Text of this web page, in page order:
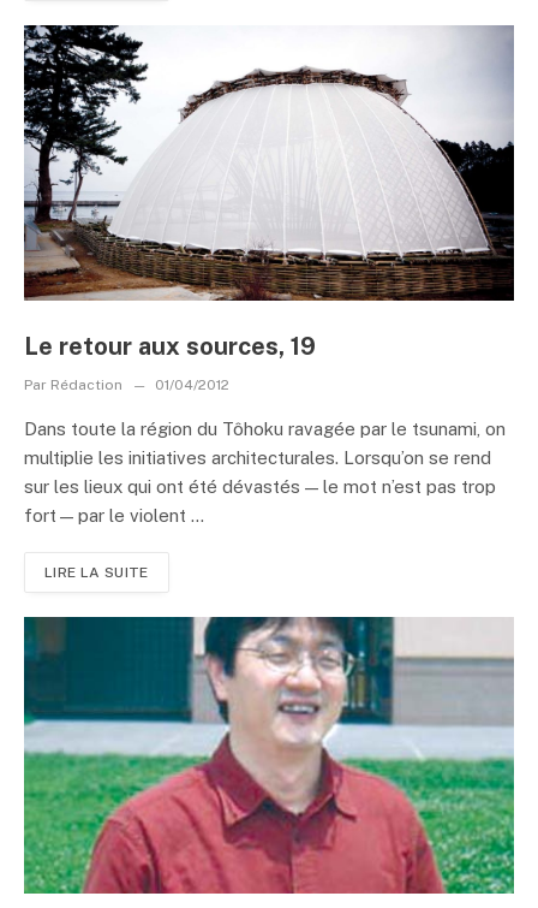
Le retour aux sources, 19
Par Rédaction 01/04/2012
Dans toute la région du Tôhoku ravagée par le tsunami, on
multiplie les initiatives architecturales. Lorsqu’on se rend
sur les lieux qui ont été dévastés — le mot n’est pas trop
fort — par le violent ...
LIRE LA SUITE